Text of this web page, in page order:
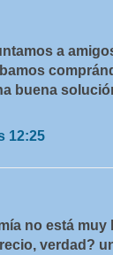
a
buena
12:25
no está
verdad?